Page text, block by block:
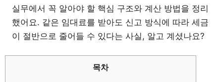
실무에서 꼭 알아야 할 핵심 구조와 계산 방법을 정리
했어요. 같은 임대료를 받아도 신고 방식에 따라 세금
이 절반으로 줄어들 수 있다는 사실, 알고 계셨나요?
목차